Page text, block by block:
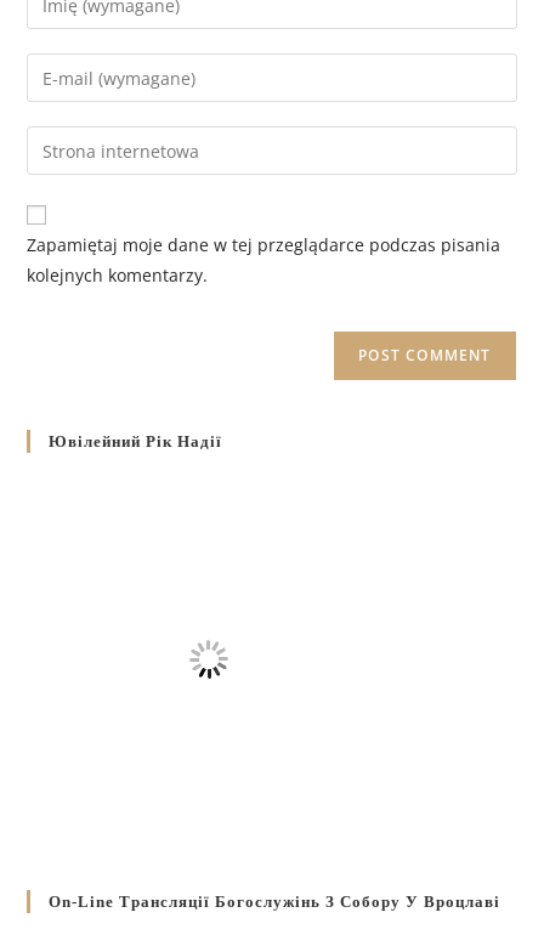
Zapamiętaj moje dane w tej przeglądarce podczas pisania
kolejnych komentarzy.
Ювілейний Рік Надії
On-Line Трансляції Богослужінь З Собору У Вроцлаві